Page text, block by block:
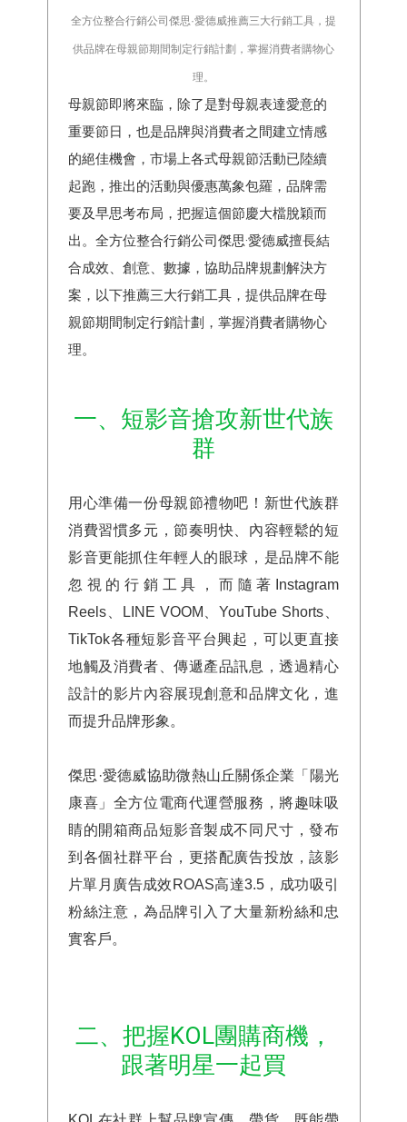
全方位整合行銷公司傑思·愛德威推薦三大行銷工具，提
供品牌在母親節期間制定行銷計劃，掌握消費者購物心
理。
母親節即將來臨，除了是對母親表達愛意的
重要節日，也是品牌與消費者之間建立情感
的絕佳機會，市場上各式母親節活動已陸續
起跑，推出的活動與優惠萬象包羅，品牌需
要及早思考布局，把握這個節慶大檔脫穎而
出。全方位整合行銷公司傑思·愛德威擅長結
合成效、創意、數據，協助品牌規劃解決方
案，以下推薦三大行銷工具，提供品牌在母
親節期間制定行銷計劃，掌握消費者購物心
理。
一、短影音搶攻新世代族
群
用心準備一份母親節禮物吧！新世代族群
消費習慣多元，節奏明快、內容輕鬆的短
影音更能抓住年輕人的眼球，是品牌不能
忽視的行銷工具，而隨著Instagram
Reels、LINE VOOM、YouTube Shorts、
TikTok各種短影音平台興起，可以更直接
地觸及消費者、傳遞產品訊息，透過精心
設計的影片內容展現創意和品牌文化，進
而提升品牌形象。
傑思·愛德威協助微熱山丘關係企業「陽光
康喜」全方位電商代運營服務，將趣味吸
睛的開箱商品短影音製成不同尺寸，發布
到各個社群平台，更搭配廣告投放，該影
片單月廣告成效ROAS高達3.5，成功吸引
粉絲注意，為品牌引入了大量新粉絲和忠
實客戶。
二、把握KOL團購商機，
跟著明星一起買